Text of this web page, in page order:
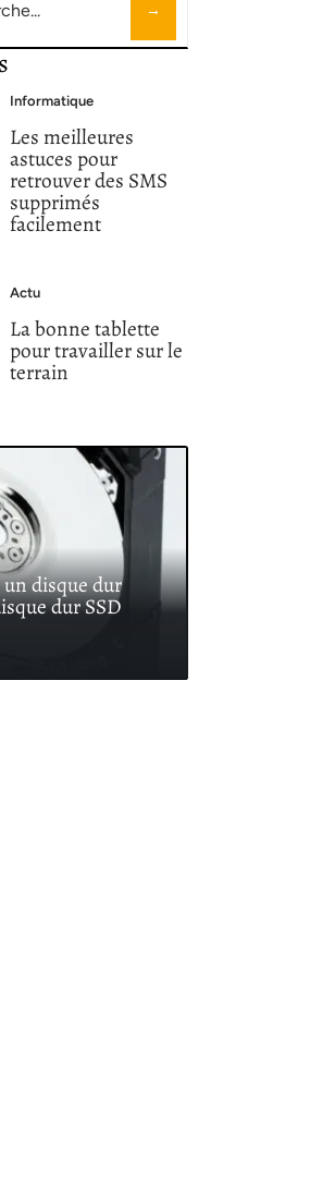
Informatique
Les meilleures
astuces pour
retrouver des SMS
supprimés
facilement
Actu
La bonne tablette
pour travailler sur le
terrain
disque dur
dur SSD